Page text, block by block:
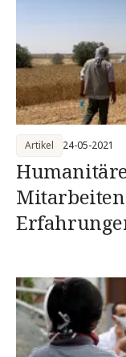
Artikel 24-05-2021